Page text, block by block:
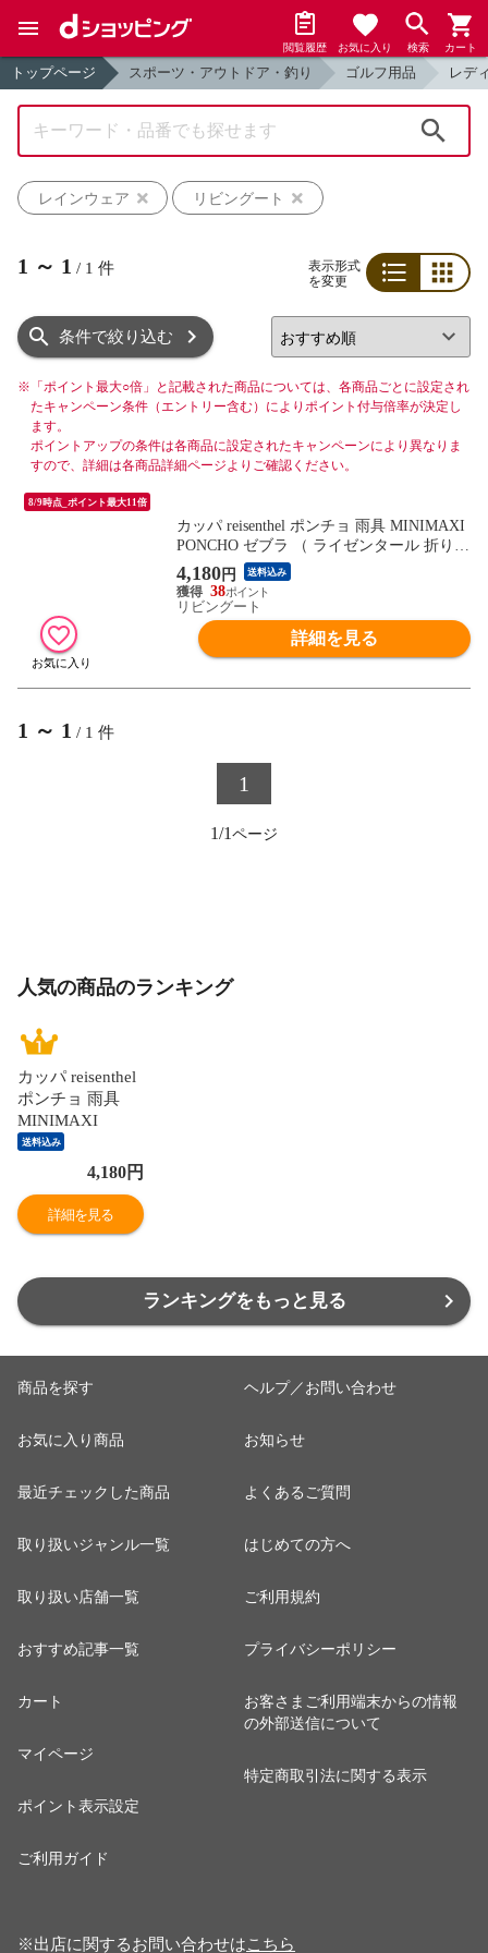
閲覧履歴 お気に入り 検索 カート
トップページ スポーツ・アウトドア・釣り ゴルフ用品 レデ
レインウェア
リビングート
1 ～ 1 / 1 件
表示形式
を変更
条件で絞り込む
※ 「ポイント最大○倍」と記載された商品については、各商品ごとに設定され
たキャンペーン条件（エントリー含む）によりポイント付与倍率が決定し
ます。
ポイントアップの条件は各商品に設定されたキャンペーンにより異なりま
すので、詳細は各商品詳細ページよりご確認ください。
8/9時点_ポイント最大11倍
カッパ reisenthel ポンチョ 雨具 MINIMAXI
PONCHO ゼブラ （ ライゼンタール 折り畳
み 雨がっぱ 雨合羽 レインコート コンパク
ト レインウェア かっぱ レインポンチョ コ
ート 撥水加工 総柄 おしゃれ ）
4,180円 送料込み
38
リビングート
詳細を見る
1 ～ 1 / 1 件
1
1/1
人気の商品のランキング
カッパ reisenthel
ポンチョ 雨具
MINIMAXI
PONCHO ゼブラ
（ ライゼンター
ル 折り畳み 雨が
っぱ 雨合羽 レイ
ンコート コンパ
ポンチョ コート
撥水加工 総柄 お
送料込み
4,180円
詳細を見る
ランキングをもっと見る
商品を探す
お気に入り商品
最近チェックした商品
取り扱いジャンル一覧
取り扱い店舗一覧
おすすめ記事一覧
カート
マイページ
ポイント表示設定
ご利用ガイド
ヘルプ／お問い合わせ
お知らせ
よくあるご質問
はじめての方へ
ご利用規約
プライバシーポリシー
お客さまご利用端末からの情報
の外部送信について
特定商取引法に関する表示
※出店に関するお問い合わせはこちら